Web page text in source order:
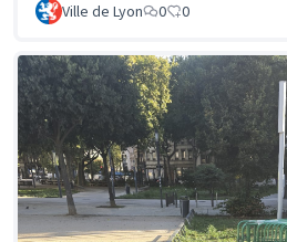
Ville de Lyon 0 0